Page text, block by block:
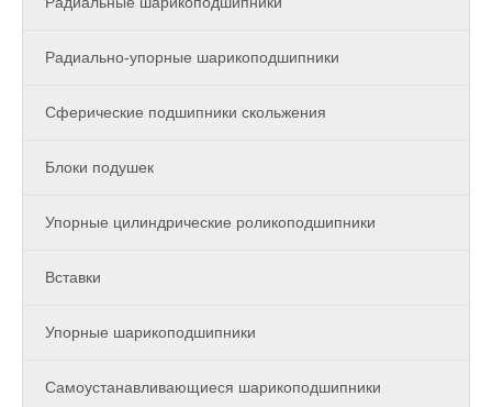
Радиально-упорные шарикоподшипники
Сферические подшипники скольжения
Блоки подушек
Упорные цилиндрические роликоподшипники
Вставки
Упорные шарикоподшипники
Самоустанавливающиеся шарикоподшипники